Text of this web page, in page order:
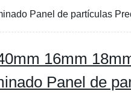
Panel de partículas
16mm
Panel de